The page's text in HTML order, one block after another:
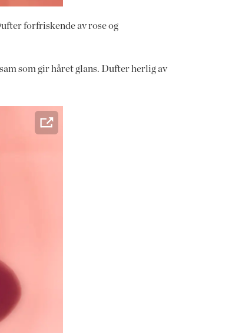
forfriskende av rose og
som gir håret glans. Dufter herlig av